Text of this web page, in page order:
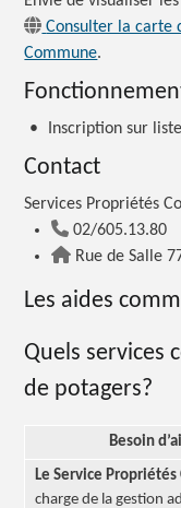
Consulter la carte
Commune.
• Inscription sur
Contact
Services Propriétés
02/605.13.80
Rue de Salle
Les aides
Quels services
de potagers?
Besoin
Le Service
charge de la gestion